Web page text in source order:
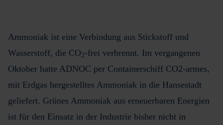
Ammoniak ist eine Verbindung aus Stickstoff und
Wasserstoff, die CO2-frei verbrennt. Im vergangenen
Oktober hatte ADNOC per Containerschiff CO2-armes,
mit Erdgas hergestelltes Ammoniak in die Hansestadt
geliefert. Grünes Ammoniak aus erneuerbaren Energien
ist für den Einsatz in der Industrie bisher nicht in